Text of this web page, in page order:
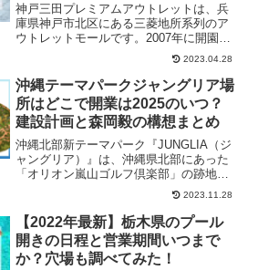
神戸三田プレミアムアウトレットは、兵
庫県神戸市北区にある三菱地所系列のア
ウトレットモールです。2007年に開園し
た神戸三田プレミアムアウトレットは、
店舗面積が西日本最大級といわれ、およ
そ220の店舗が入っています。さらに、近
隣には、イオンモ...
2023.04.28
沖縄テーマパークジャングリア場
所はどこで開業は2025のいつ？
建設計画と森岡毅の構想まとめ
沖縄北部新テーマパーク『JUNGLIA（ジ
ャングリア）』は、沖縄県北部にあった
「オリオン嵐山ゴルフ倶楽部」の跡地に
2025年に開業予定です。2023年2月7日に
は起工式を行いオープンに向けて工事が
始まりました！ユニバーサルスタジオジ
ャパンを...
2023.11.28
【2022年最新】栃木県のプール
開きの日程と営業期間いつまで
か？穴場も調べてみた！